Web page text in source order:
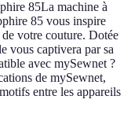
85La machine à
85 vous inspire
votre couture. Dotée
vous captivera par sa
avec mySewnet ?
de mySewnet,
entre les appareils